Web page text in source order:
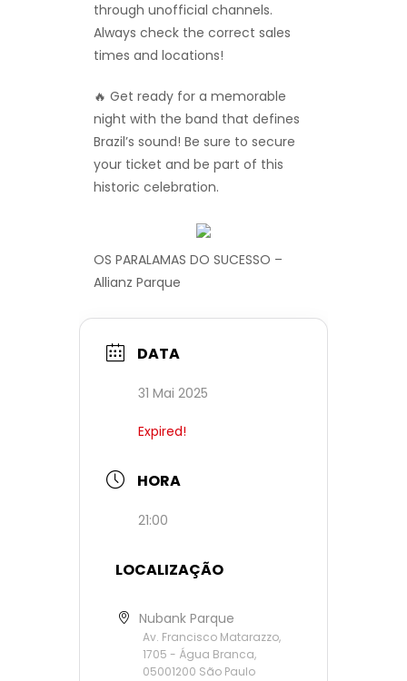
through unofficial channels.
Always check the correct sales
times and locations!
🔥 Get ready for a memorable
night with the band that defines
Brazil’s sound! Be sure to secure
your ticket and be part of this
historic celebration.
OS PARALAMAS DO SUCESSO –
Allianz Parque
DATA
31 Mai 2025
Expired!
HORA
21:00
LOCALIZAÇÃO
Nubank Parque
Av. Francisco Matarazzo,
1705 - Água Branca,
05001200 São Paulo